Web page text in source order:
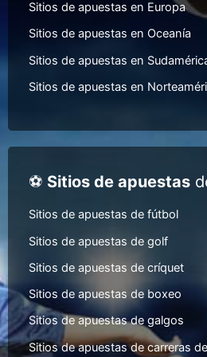
Sitios de apuestas en Europa
Sitios de apuestas en Oceanía
Sitios de apuestas en
Sitios de apuestas en
⚽ Sitios de apuestas
Sitios de apuestas de fútbol
Sitios de apuestas de golf
Sitios de apuestas de críquet
Sitios de apuestas de boxeo
Sitios de apuestas de galgos
Sitios de apuestas de carreras